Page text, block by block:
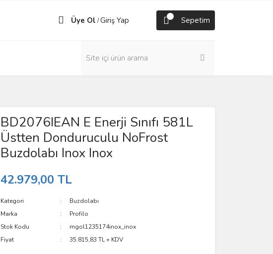
Üye Ol /Giriş Yap Sepetim
BD2076IEAN E Enerji Sınıfı 581L
Üstten Donduruculu NoFrost
Buzdolabı Inox Inox
42.979,00 TL
Kategori
Buzdolabı
Marka
Profilo
Stok Kodu
mgol1235174inox_inox
Fiyat
35.815,83 TL + KDV